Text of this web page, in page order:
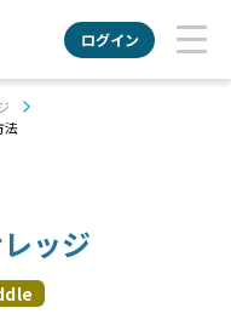
ログイン
法
ッジ